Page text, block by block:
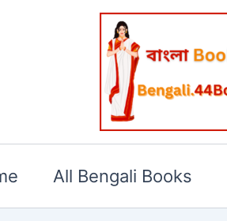
All Bengali Books